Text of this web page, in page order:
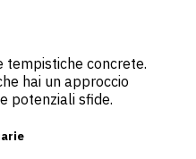
tempistiche concrete.
hai un approccio
potenziali sfide.